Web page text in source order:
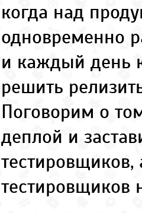
когда над
одновременно
и каждый день
решить
Поговорим о
деплой и
тестировщиков,
тестировщиков